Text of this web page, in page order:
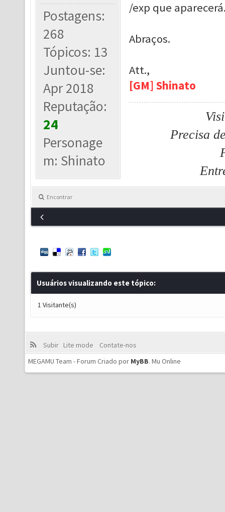
Postagens:
268
Tópicos: 13
Juntou-se:
Apr 2018
Reputação:
24
Personage
m: Shinato
/exp que
Abraços.
Att.,
[GM] Shinato
Precisa
Encontrar
Usuários visualizando este tópico:
1 Visitante(s)
Subir Lite mode
Contate-nos
MEGAMU Team - Forum Criado por MyBB. Mu Online